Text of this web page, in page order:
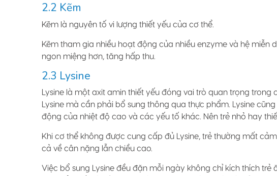
2.2 Kẽm
Kẽm là nguyên tố vi lượng thiết yếu của cơ thể.
Kẽm tham gia nhiều hoạt động của nhiều enzyme và hệ miễn
ngon miệng hơn, tăng hấp thu.
2.3 Lysine
Lysine là một axit amin thiết yếu đóng vai trò quan trọng trong
Lysine mà cần phải bổ sung thông qua thực phẩm. Lysine
động của nhiệt độ cao và các yếu tố khác. Nên trẻ nhỏ hay
Khi cơ thể không được cung cấp đủ Lysine, trẻ thường mất
cả về cân nặng lẫn chiều cao.
Việc bổ sung Lysine đều đặn mỗi ngày không chỉ kích thích